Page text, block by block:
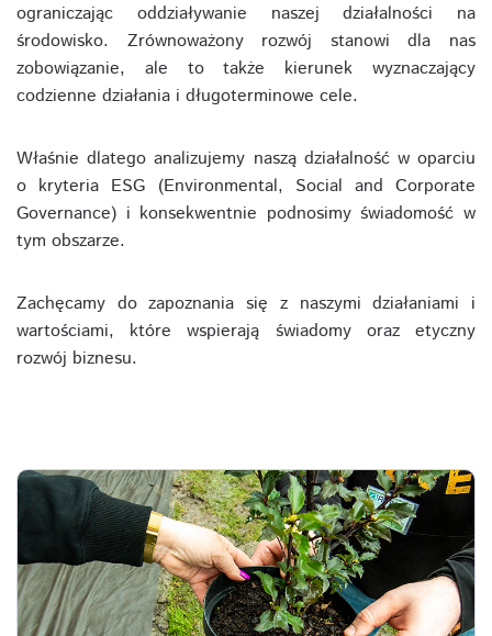
ograniczając oddziaływanie naszej działalności na
środowisko. Zrównoważony rozwój stanowi dla nas
zobowiązanie, ale to także kierunek wyznaczający
codzienne działania i długoterminowe cele.
Właśnie dlatego analizujemy naszą działalność w oparciu
o kryteria ESG (Environmental, Social and Corporate
Governance) i konsekwentnie podnosimy świadomość w
tym obszarze.
Zachęcamy do zapoznania się z naszymi działaniami i
wartościami, które wspierają świadomy oraz etyczny
rozwój biznesu.